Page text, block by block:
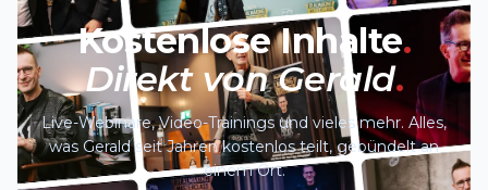
Kostenlose Inhalte.
Direkt von Gerald.
Live-Webinare, Video-Trainings und vieles mehr. Alles,
was Gerald seit Jahren kostenlos teilt, gebündelt an
einem Ort.